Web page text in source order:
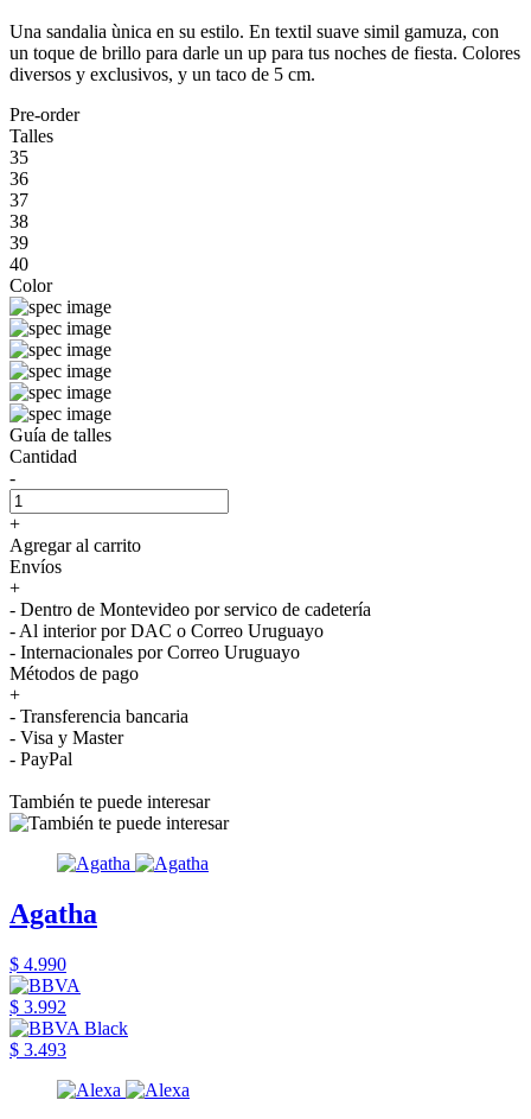
Una sandalia ùnica en su estilo. En textil suave simil gamuza, con
un toque de brillo para darle un up para tus noches de fiesta. Colores
diversos y exclusivos, y un taco de 5 cm.
Pre-order
Talles
35
36
37
38
39
40
Color
Guía de talles
Cantidad
-
+
Agregar al carrito
Envíos
+
- Dentro de Montevideo por servico de cadetería
- Al interior por DAC o Correo Uruguayo
- Internacionales por Correo Uruguayo
Métodos de pago
+
- Transferencia bancaria
- Visa y Master
- PayPal
También te puede interesar
Agatha
$ 4.990
$ 3.992
$ 3.493